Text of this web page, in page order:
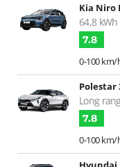
Kia Niro
64,8 kWh
7.8
0-100 km/
Polestar
Long
7.8
0-100 km/